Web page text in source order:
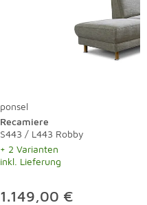
ponsel
Recamiere
S443 / L443 Robby
+ 2 Varianten
inkl. Lieferung
1.149,00 €